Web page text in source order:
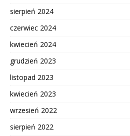
sierpień 2024
czerwiec 2024
kwiecień 2024
grudzień 2023
listopad 2023
kwiecień 2023
wrzesień 2022
sierpień 2022